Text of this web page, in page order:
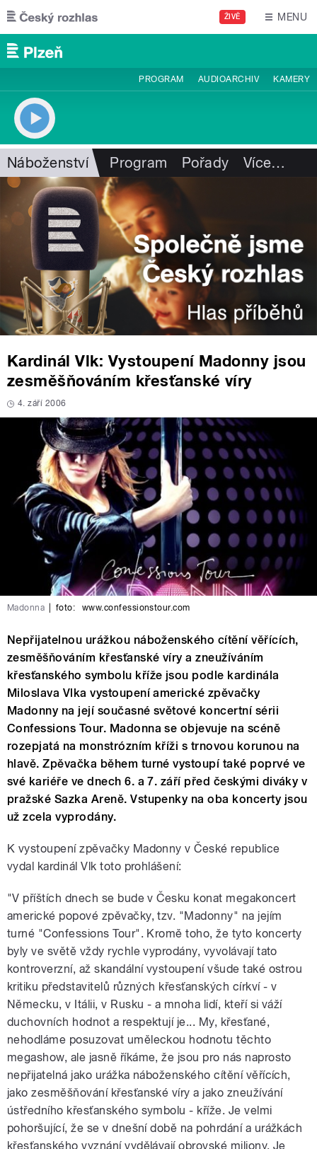
Přejít k hlavnímu obsahu
ŽIVĚ MENU
PROGRAM AUDIOARCHIV KAMERY
Náboženství Program Pořady Více…
Kardinál Vlk: Vystoupení Madonny jsou
zesměšňováním křesťanské víry
4. září 2006
Madonna foto: www.confessionstour.com
Nepřijatelnou urážkou náboženského cítění věřících,
zesměšňováním křesťanské víry a zneužíváním
křesťanského symbolu kříže jsou podle kardinála
Miloslava Vlka vystoupení americké zpěvačky
Madonny na její současné světové koncertní sérii
Confessions Tour. Madonna se objevuje na scéně
rozepjatá na monstrózním kříži s trnovou korunou na
hlavě. Zpěvačka během turné vystoupí také poprvé ve
své kariéře ve dnech 6. a 7. září před českými diváky v
pražské Sazka Areně. Vstupenky na oba koncerty jsou
už zcela vyprodány.
K vystoupení zpěvačky Madonny v České republice
vydal kardinál Vlk toto prohlášení:
"V příštích dnech se bude v Česku konat megakoncert
americké popové zpěvačky, tzv. "Madonny" na jejím
turné "Confessions Tour". Kromě toho, že tyto koncerty
byly ve světě vždy rychle vyprodány, vyvolávají tato
kontroverzní, až skandální vystoupení všude také ostrou
kritiku představitelů různých křesťanských církví - v
Německu, v Itálii, v Rusku - a mnoha lidí, kteří si váží
duchovních hodnot a respektují je... My, křesťané,
nehodláme posuzovat uměleckou hodnotu těchto
megashow, ale jasně říkáme, že jsou pro nás naprosto
nepřijatelná jako urážka náboženského cítění věřících,
jako zesměšňování křesťanské víry a jako zneužívání
ústředního křesťanského symbolu - kříže. Je velmi
pohoršující, že se v dnešní době na pohrdání a urážkách
křesťanského vyznání vydělávají obrovské miliony. Je